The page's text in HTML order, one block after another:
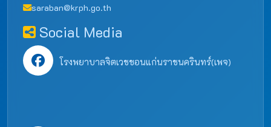
saraban@krph.go.th
Social Media
โรงพยาบาลจิตเวชขอนแก่นราชนครินทร์(เพจ)